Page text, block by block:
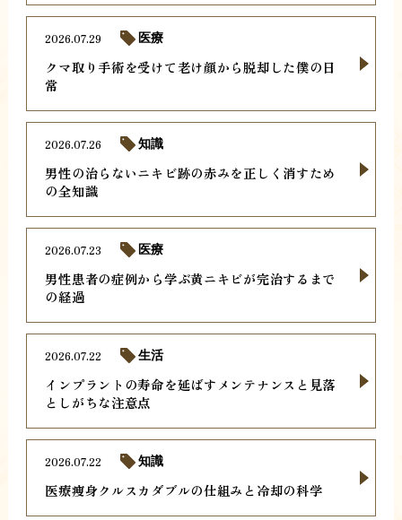
クマ取り手術を受けて老け顔から脱却した僕の日
常
2026.07.29 医療
男性の治らないニキビ跡の赤みを正しく消すため
の全知識
2026.07.26 知識
男性患者の症例から学ぶ黄ニキビが完治するまで
の経過
2026.07.23 医療
インプラントの寿命を延ばすメンテナンスと見落
としがちな注意点
2026.07.22 生活
医療痩身クルスカダブルの仕組みと冷却の科学
2026.07.22 知識